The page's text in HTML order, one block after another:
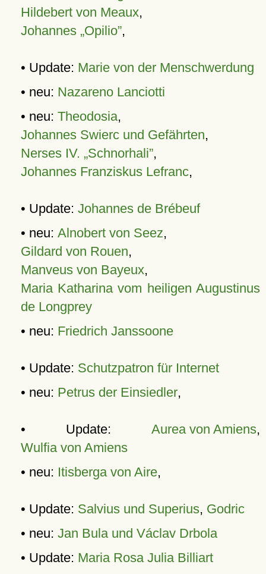
Hildebert von Meaux,
Johannes „Opilio”,
• Update: Marie von der Menschwerdung
• neu: Nazareno Lanciotti
• neu: Theodosia,
Johannes Swierc und Gefährten,
Nerses IV. „Schnorhali”,
Johannes Franziskus Lefranc,
• Update: Johannes de Brébeuf
• neu: Alnobert von Seez,
Gildard von Rouen,
Manveus von Bayeux,
Maria Katharina vom heiligen Augustinus
de Longprey
• neu: Friedrich Janssoone
• Update: Schutzpatron für Internet
• neu: Petrus der Einsiedler,
• Update: Aurea von Amiens,
Wulfia von Amiens
• neu: Itisberga von Aire,
• Update: Salvius und Superius, Godric
• neu: Jan Bula und Václav Drbola
• Update: Maria Rosa Julia Billiart